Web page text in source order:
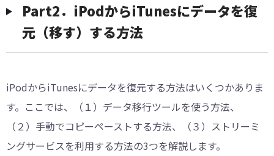
Part2．iPodからiTunesにデータを復
元（移す）する方法
iPodからiTunesにデータを復元する方法はいくつかありま
す。ここでは、（１）データ移行ツールを使う方法、
（２）手動でコピーペーストする方法、（３）ストリーミ
ングサービスを利用する方法の3つを解説します。